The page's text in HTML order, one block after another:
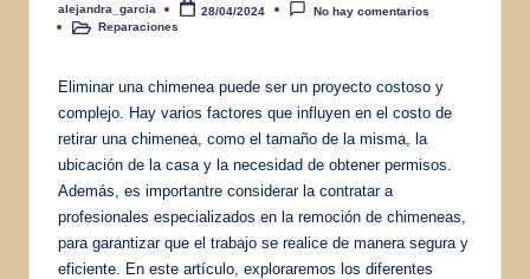
Publicado
por
alejandra_garcia 28/04/2024
No hay comentarios
PublicadoReparaciones
Eliminar una chimenea puede ser un proyecto costoso y
complejo. Hay varios factores que influyen en el costo de
retirar una chimenea, como el tamaño de la misma, la
ubicación de la casa y la necesidad de obtener permisos.
Además, es importantre considerar la contratar a
profesionales especializados en la remoción de chimeneas,
para garantizar que el trabajo se realice de manera segura y
eficiente. En este artículo, exploraremos los diferentes